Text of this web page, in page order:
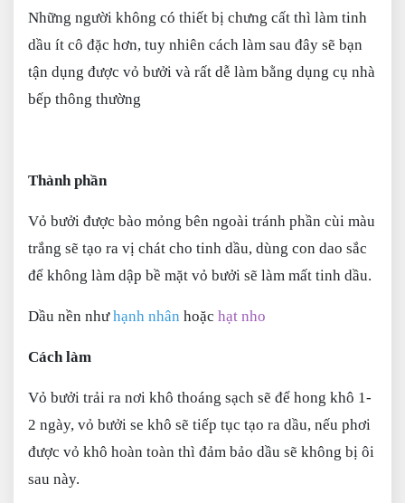
Những người không có thiết bị chưng cất thì làm tinh
dầu ít cô đặc hơn, tuy nhiên cách làm sau đây sẽ bạn
tận dụng được vỏ bưởi và rất dễ làm bằng dụng cụ nhà
bếp thông thường
Thành phần
Vỏ bưởi được bào mỏng bên ngoài tránh phần cùi màu
trắng sẽ tạo ra vị chát cho tinh dầu, dùng con dao sắc
để không làm dập bề mặt vỏ bưởi sẽ làm mất tinh dầu.
Dầu nền nhưhạnh nhân hoặc hạt nho
Cách làm
Vỏ bưởi trải ra nơi khô thoáng sạch sẽ để hong khô 1-
2 ngày, vỏ bưởi se khô sẽ tiếp tục tạo ra dầu, nếu phơi
được vỏ khô hoàn toàn thì đảm bảo dầu sẽ không bị ôi
sau này.